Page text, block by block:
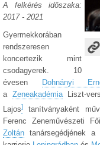
A felkérés időszaka:
2017 - 2021
Gyermekkorában
rendszeresen
koncertezik mint
csodagyerek. 10
évesen
Dohnányi
a ZeneakadémiaLiszt-
Lajos]
tanítványaként
Ferenc Zeneművészeti
Zoltán tanársegédjének a